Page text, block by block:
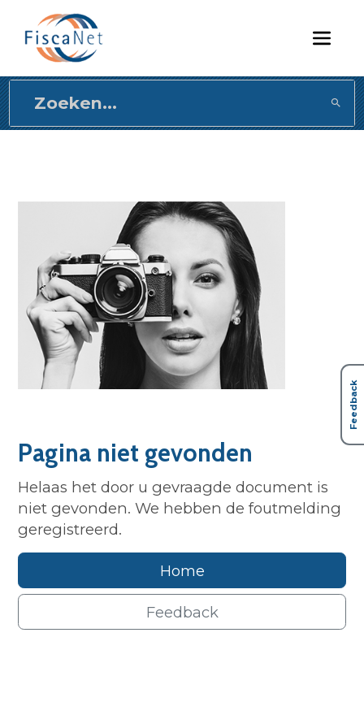
Direct
naar
content
gaan
Feedback
Pagina niet gevonden
Helaas het door u gevraagde document is
niet gevonden. We hebben de foutmelding
geregistreerd.
Home
Feedback